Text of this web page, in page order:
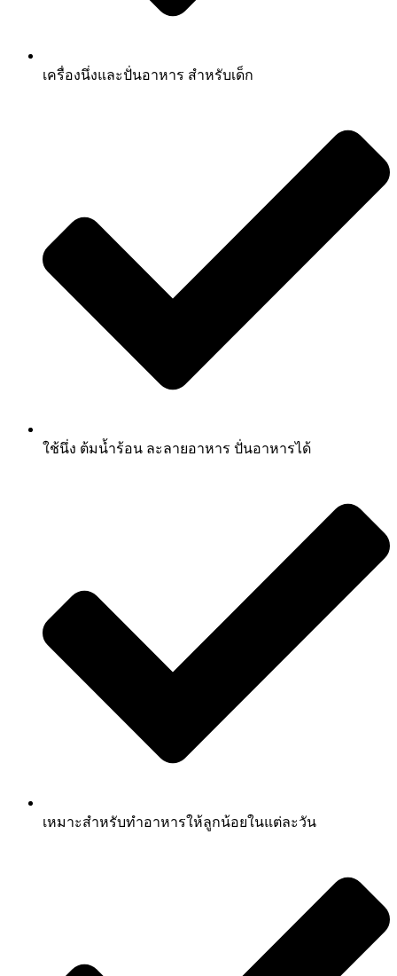
เครื่องนึ่งและปั่นอาหาร สำหรับเด็ก
ใช้นึ่ง ต้มน้ำร้อน ละลายอาหาร ปั่นอาหารได้
เหมาะสำหรับทำอาหารให้ลูกน้อยในแต่ละวัน